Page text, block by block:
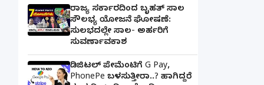
ರಾಜ್ಯ ಸರ್ಕಾರದಿಂದ ಬೃಹತ್ ಸಾಲ
ಸೌಲಭ್ಯ ಯೋಜನೆ ಘೋಷಣೆ:
ಸುಲಭದಲ್ಲೇ ಸಾಲ- ಅರ್ಹರಿಗೆ
ಸುವರ್ಣಾವಕಾಶ
ಡಿಜಿಟಲ್ ಪೇಮೆಂಟಿಗೆ G Pay,
PhonePe ಬಳಸುತ್ತೀರಾ..? ಹಾಗಿದ್ದರೆ